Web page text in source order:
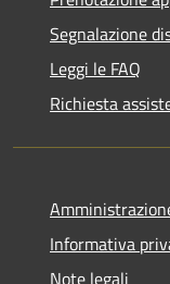
Segnalazione
Leggi le FAQ
Richiesta
Informativa